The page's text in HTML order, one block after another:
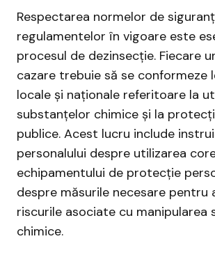
Respectarea normelor de
regulamentelor în vigoare este
procesul de dezinsecție. Fiecare
cazare trebuie să se conformeze
locale și naționale referitoare la
substanțelor chimice și la
publice. Acest lucru include
personalului despre utilizarea
echipamentului de protecție
despre măsurile necesare pentru
riscurile asociate cu manipularea
chimice.